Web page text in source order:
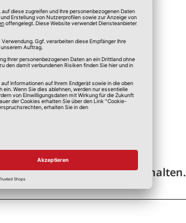
Monitorfabrikate vorbehalten.